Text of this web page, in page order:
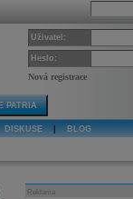
Uživatel:
Heslo:
Nová registrace
PATRIA
DISKUSE BLOG
Reklama